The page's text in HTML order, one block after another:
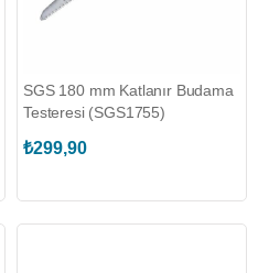
SGS 180 mm Katlanır Budama
Testeresi (SGS1755)
₺299,90